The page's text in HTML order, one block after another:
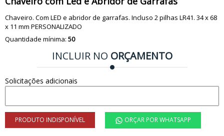
Chaveiro. Com LED e abridor de garrafas. Incluso 2 pilhas LR41. 34 x 68
x 11 mm PERSONALIZADO
Quantidade mínima: 50
INCLUIR NO ORÇAMENTO
Solicitações adicionais
PRODUTO INDISPONÍVEL ORÇAR POR WHATSAPP